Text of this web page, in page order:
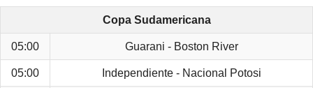
Copa Sudamericana
05:00 Guarani - Boston River
05:00 Independiente - Nacional Potosi